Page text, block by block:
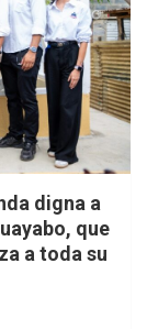
digna a
que
a toda su